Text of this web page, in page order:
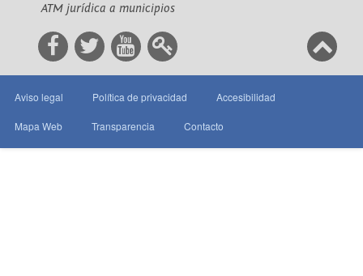
ATM jurídica a municipios
Aviso legal Política de privacidad Accesibilidad
Mapa Web Transparencia Contacto